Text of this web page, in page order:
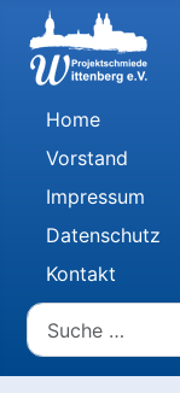
Home
Vorstand
Impressum
Datenschutz
Kontakt
Suchen
Type 2 or more